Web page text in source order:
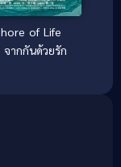
of Life
ากกันด้วยรัก